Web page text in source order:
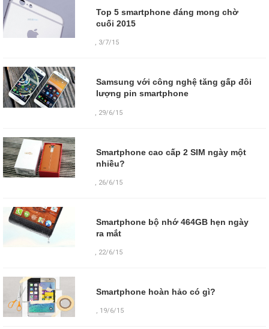
Top 5 smartphone đáng mong chờ
cuối 2015
, 3/7/15
Samsung với công nghệ tăng gấp đôi
lượng pin smartphone
29/6/15
Smartphone cao cấp 2 SIM ngày một
nhiều?
, 26/6/15
Smartphone bộ nhớ 464GB hẹn ngày
ra mắt
, 22/6/15
Smartphone hoàn hảo có gì?
, 19/6/15